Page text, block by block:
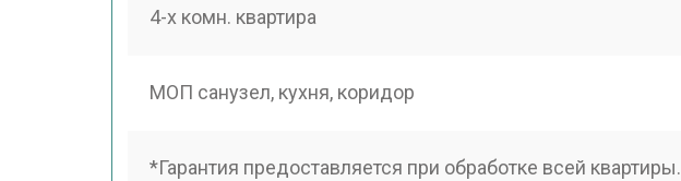
4-х комн. квартира
МОП санузел, кухня, коридор
*Гарантия предоставляется при обработке всей квартиры.